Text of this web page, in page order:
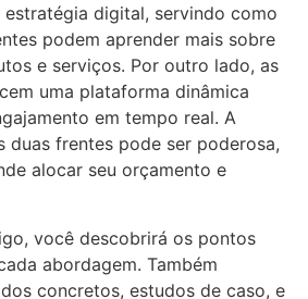
estratégia digital, servindo como
podem aprender mais sobre
e serviços. Por outro lado, as
uma plataforma dinâmica
em tempo real. A
duas frentes pode ser poderosa,
alocar seu orçamento e
você descobrirá os pontos
abordagem. Também
concretos, estudos de caso, e